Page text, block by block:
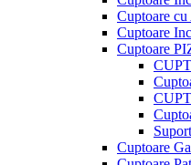
Cuptoare
Cuptoare
Cuptoare
Cuptoare